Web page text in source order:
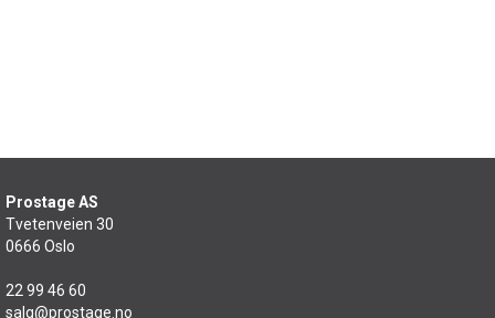
Prostage AS
Tvetenveien 30
0666 Oslo
22 99 46 60
salg@prostage.no